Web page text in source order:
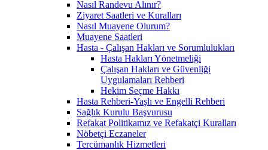
Nasıl Randevu Alınır?
Ziyaret Saatleri ve Kuralları
Nasıl Muayene Olurum?
Muayene Saatleri
Hasta - Çalışan Hakları ve Sorumlulukları
Hasta Hakları Yönetmeliği
Çalışan Hakları ve Güvenliği
Uygulamaları Rehberi
Hekim Seçme Hakkı
Hasta Rehberi-Yaşlı ve Engelli Rehberi
Sağlık Kurulu Başvurusu
Refakat Politikamız ve Refakatçi Kuralları
Nöbetçi Eczaneler
Tercümanlık Hizmetleri